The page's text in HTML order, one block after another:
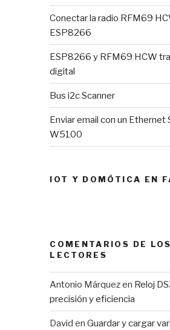
Conectar la radio RFM69
ESP8266
ESP8266 y RFM69 HCW
digital
Bus i2c Scanner
Enviar email con un Ethernet
W5100
IOT Y DOMÓTICA EN
COMENTARIOS DE LOS
LECTORES
Antonio Márquezen Reloj
precisión y eficiencia
David enGuardar y cargar